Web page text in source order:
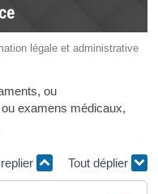
légale et administrative
ou
examens médicaux,
Tout déplier